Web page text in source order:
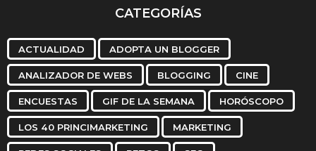
CATEGORÍAS
ACTUALIDAD ADOPTA UN BLOGGER
ANALIZADOR DE WEBS BLOGGING CINE
ENCUESTAS GIF DE LA SEMANA HORÓSCOPO
LOS 40 PRINCIMARKETING MARKETING